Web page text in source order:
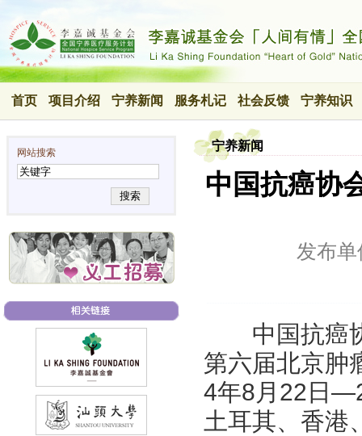
首页 项目介绍 宁养新闻 服务札记 社会反馈 宁养知识
网站搜索
搜索
宁养新闻
中国抗癌协
发布
中国抗癌协
第六届北京肿
4年8月22日
土耳其、香港